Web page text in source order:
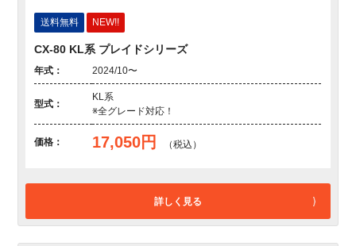
送料無料 NEW!!
CX-80 KL系 プレイドシリーズ
年式： 2024/10〜
型式：
KL系
※全グレード対応！
価格： 17,050円 （税込）
詳しく見る